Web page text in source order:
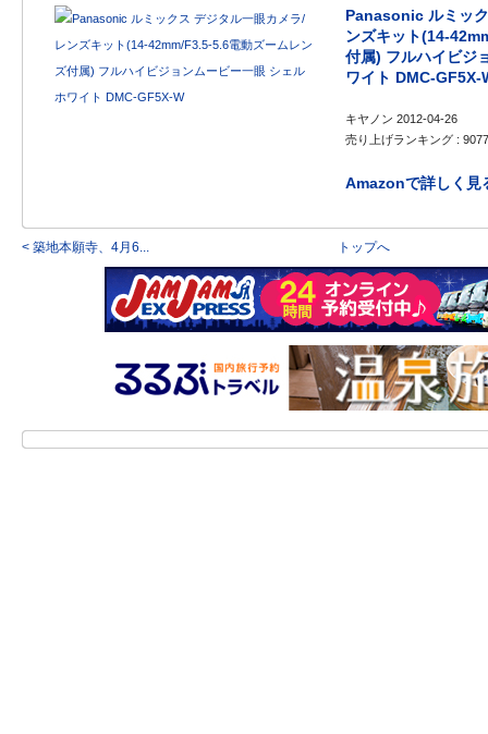
Panasonic ルミッ
ンズキット(14-
付属) フルハイビジ
ワイト DMC-GF5X-
キヤノン 2012-04-26
売り上げランキング : 9077
Amazonで詳しく見
< 築地本願寺、4月6... トップへ